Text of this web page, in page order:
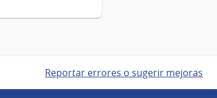
Reportar errores o sugerir mejoras